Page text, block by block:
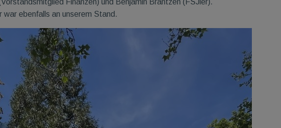
Finanzen) und Benjamin Brantzen (FSJler).
ebenfalls an unserem Stand.